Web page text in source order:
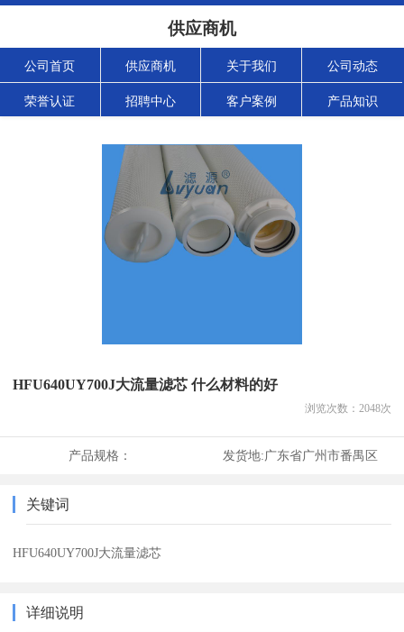
供应商机
公司首页 供应商机 关于我们 公司动态
荣誉认证 招聘中心 客户案例 产品知识
HFU640UY700J大流量滤芯 什么材料的好
浏览次数： 2048次
产品规格： 发货地:广东省广州市番禺区
关键词
HFU640UY700J大流量滤芯
详细说明